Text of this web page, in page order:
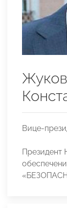
Вице-
Президент